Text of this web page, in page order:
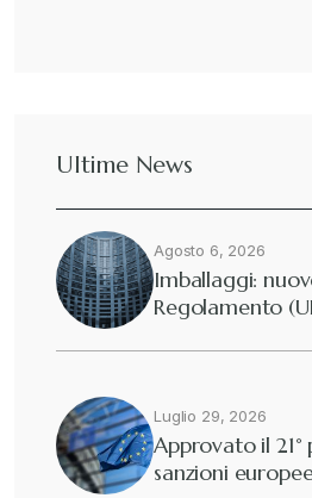
Ultime News
Agosto 6, 2026
Imballaggi:
Regolamento
Luglio 29, 2026
Approvato il
sanzioni